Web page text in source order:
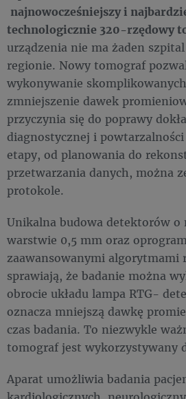
najnowocześniejszy i
technologicznie 320-rzędowy
urządzenia nie ma żaden
regionie. Nowy tomograf
wykonywanie
zmniejszenie dawek
przyczynia się do poprawy
diagnostycznej i
etapy, od planowania do
przetwarzania danych, można
protokole.
Unikalna budowa detektorów o
warstwie 0,5 mm oraz
zaawansowanymi algorytmami
sprawiają, że badanie można
obrocie układu lampa RTG-
oznacza mniejszą dawkę
czas badania. To niezwykle
tomograf jest wykorzystywany
Aparat umożliwia badania